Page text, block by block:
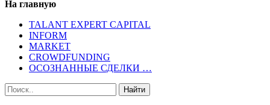
На главную
TALANT EXPERT CAPITAL
INFORM
MARKET
CROWDFUNDING
ОСОЗНАННЫЕ СДЕЛКИ …